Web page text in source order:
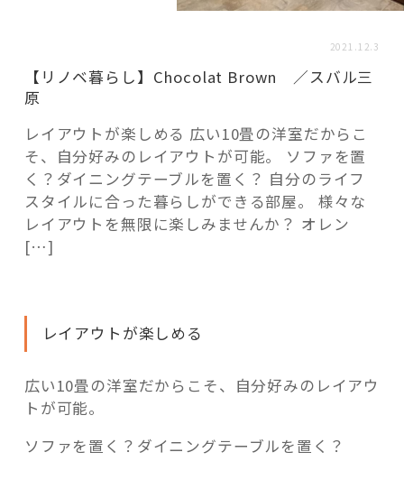
「ひと」
協賛・協力店
2021.12.3
【リノベ暮らし】Chocolat Brown ／スバル三
原
レイアウトが楽しめる 広い10畳の洋室だからこ
そ、自分好みのレイアウトが可能。 ソファを置
く？ダイニングテーブルを置く？ 自分のライフ
スタイルに合った暮らしができる部屋。 様々な
レイアウトを無限に楽しみませんか？ オレン
[…]
レイアウトが楽しめる
広い10畳の洋室だからこそ、自分好みのレイアウ
トが可能。
ソファを置く？ダイニングテーブルを置く？